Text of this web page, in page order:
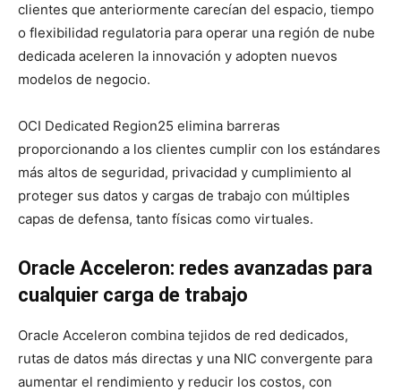
clientes que anteriormente carecían del espacio, tiempo
o flexibilidad regulatoria para operar una región de nube
dedicada aceleren la innovación y adopten nuevos
modelos de negocio.
OCI Dedicated Region25 elimina barreras
proporcionando a los clientes cumplir con los estándares
más altos de seguridad, privacidad y cumplimiento al
proteger sus datos y cargas de trabajo con múltiples
capas de defensa, tanto físicas como virtuales.
Oracle Acceleron: redes avanzadas para
cualquier carga de trabajo
Oracle Acceleron combina tejidos de red dedicados,
rutas de datos más directas y una NIC convergente para
aumentar el rendimiento y reducir los costos, con